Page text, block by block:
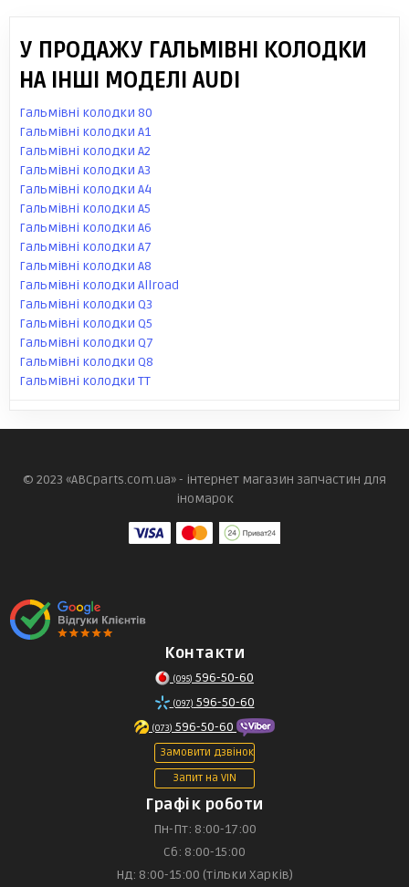
У ПРОДАЖУ ГАЛЬМІВНІ КОЛОДКИ
НА ІНШІ МОДЕЛІ AUDI
Гальмівні колодки 80
Гальмівні колодки A1
Гальмівні колодки A2
Гальмівні колодки A3
Гальмівні колодки A4
Гальмівні колодки A5
Гальмівні колодки A6
Гальмівні колодки A7
Гальмівні колодки A8
Гальмівні колодки Allroad
Гальмівні колодки Q3
Гальмівні колодки Q5
Гальмівні колодки Q7
Гальмівні колодки Q8
Гальмівні колодки TT
© 2023 «ABCparts.com.ua» - інтернет магазин запчастин для
іномарок
Контакти
(095) 596-50-60
(097) 596-50-60
(073) 596-50-60
Замовити дзвінок
Запит на VIN
Графік роботи
Пн-Пт: 8:00-17:00
Сб: 8:00-15:00
Нд: 8:00-15:00 (тільки Харків)